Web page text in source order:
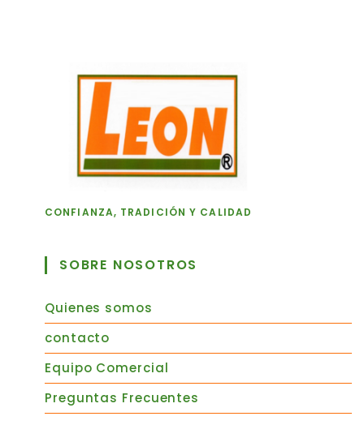
CONFIANZA, TRADICIÓN Y CALIDAD
SOBRE NOSOTROS
Quienes somos
contacto
Equipo Comercial
Preguntas Frecuentes